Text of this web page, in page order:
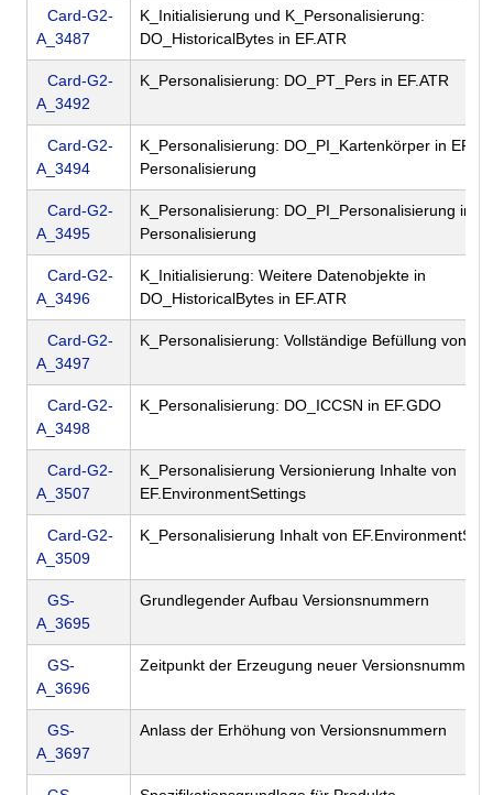
Card-G2-
A_3487
K_Initialisierung und K_Personalisierung:
DO_HistoricalBytes in EF.ATR
Card-G2-
A_3492
K_Personalisierung: DO_PT_Pers in EF.ATR
Card-G2-
A_3494
K_Personalisierung: DO_PI_Kartenkörper in
Personalisierung
Card-G2-
A_3495
K_Personalisierung: DO_PI_Personalisierung in
Personalisierung
Card-G2-
A_3496
K_Initialisierung: Weitere Datenobjekte in
DO_HistoricalBytes in EF.ATR
Card-G2-
A_3497
K_Personalisierung: Vollständige Befüllung von
Card-G2-
A_3498
K_Personalisierung: DO_ICCSN in EF.GDO
Card-G2-
A_3507
K_Personalisierung Versionierung Inhalte von
EF.EnvironmentSettings
Card-G2-
A_3509
K_Personalisierung Inhalt von
GS-
A_3695
Grundlegender Aufbau Versionsnummern
GS-
A_3696
Zeitpunkt der Erzeugung neuer Versionsnummern
GS-
A_3697
Anlass der Erhöhung von Versionsnummern